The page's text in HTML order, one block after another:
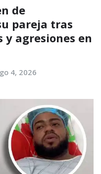
de
pareja tras
agresiones en
4, 2026